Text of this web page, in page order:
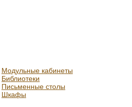
Модульные кабинеты
Библиотеки
Письменные столы
Шкафы